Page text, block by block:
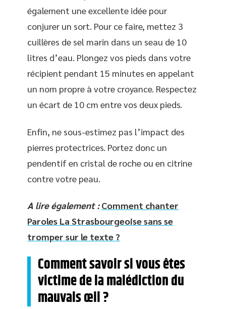
également une excellente idée pour
conjurer un sort. Pour ce faire, mettez 3
cuillères de sel marin dans un seau de 10
litres d’eau. Plongez vos pieds dans votre
récipient pendant 15 minutes en appelant
un nom propre à votre croyance. Respectez
un écart de 10 cm entre vos deux pieds.
Enfin, ne sous-estimez pas l’impact des
pierres protectrices. Portez donc un
pendentif en cristal de roche ou en citrine
contre votre peau.
A lire également : Comment chanter
Paroles La Strasbourgeoise sans se
tromper sur le texte ?
Comment savoir si vous êtes
victime de la malédiction du
mauvais œil ?